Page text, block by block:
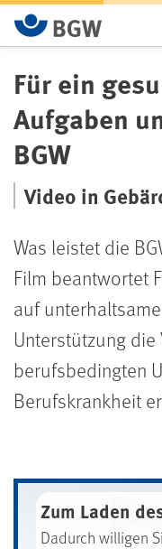
Zum Hauptinhalt
Für ein
Aufgaben
BGW
Video in
Was leistet die
Film beantwortet
auf
Unterstützung
berufsbedingten
Berufskrankheit
Zum Laden
Dadurch willigen